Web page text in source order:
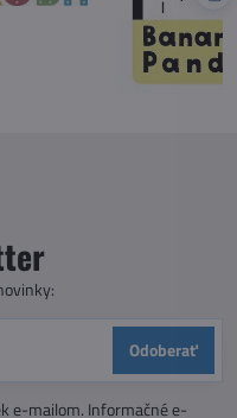
Odoberať
e-mailom. Informačné e-